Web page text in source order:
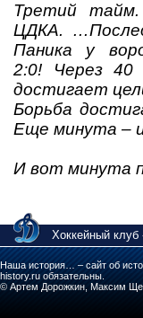
Третий
ЦДКА.
Паника у
2:0! Через 40
достигает
Борьба
Еще минута –
И вот минута
Хоккейный
Наша история… – сайт об
history.ru обязательны.
© Артем Дорожкин, Максим